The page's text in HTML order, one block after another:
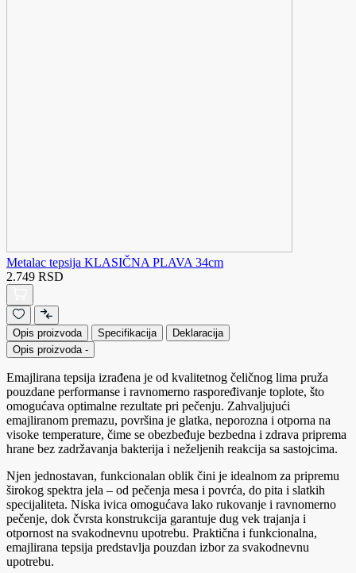
Metalac tepsija KLASIČNA PLAVA 34cm
2.749 RSD
Opis proizvoda Specifikacija
Deklaracija
Opis proizvoda -
Emajlirana tepsija izrađena je od kvalitetnog čeličnog lima pruža
pouzdane performanse i ravnomerno raspoređivanje toplote, što
omogućava optimalne rezultate pri pečenju. Zahvaljujući
emajliranom premazu, površina je glatka, neporozna i otporna na
visoke temperature, čime se obezbeđuje bezbedna i zdrava priprema
hrane bez zadržavanja bakterija i neželjenih reakcija sa sastojcima.
Njen jednostavan, funkcionalan oblik čini je idealnom za pripremu
širokog spektra jela – od pečenja mesa i povrća, do pita i slatkih
specijaliteta. Niska ivica omogućava lako rukovanje i ravnomerno
pečenje, dok čvrsta konstrukcija garantuje dug vek trajanja i
otpornost na svakodnevnu upotrebu. Praktična i funkcionalna,
emajlirana tepsija predstavlja pouzdan izbor za svakodnevnu
upotrebu.